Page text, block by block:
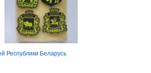
Республики Беларусь